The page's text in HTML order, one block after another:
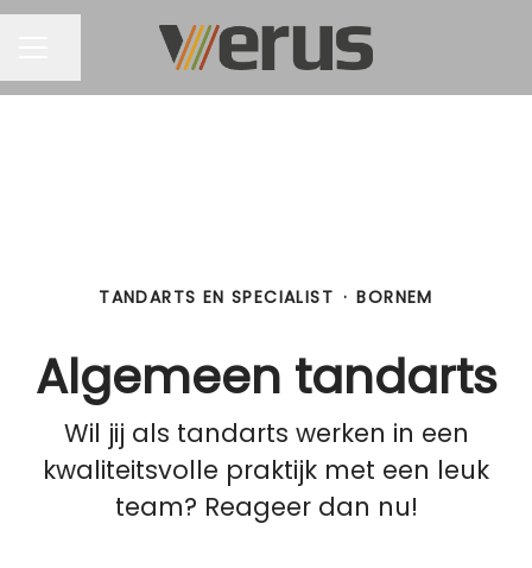
TANDARTS EN SPECIALIST · BORNEM
Algemeen tandarts
Wil jij als tandarts werken in een
kwaliteitsvolle praktijk met een leuk
team? Reageer dan nu!